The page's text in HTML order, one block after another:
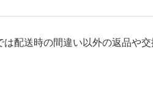
は配送時の間違い以外の返品や交